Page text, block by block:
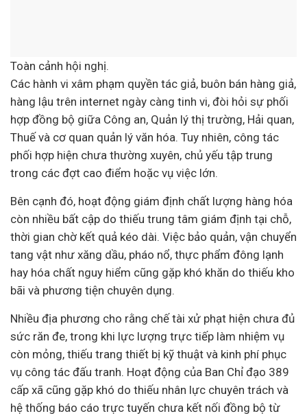
Toàn cảnh hội nghị.
Các hành vi xâm phạm quyền tác giả, buôn bán hàng giả,
hàng lậu trên internet ngày càng tinh vi, đòi hỏi sự phối
hợp đồng bộ giữa Công an, Quản lý thị trường, Hải quan,
Thuế và cơ quan quản lý văn hóa. Tuy nhiên, công tác
phối hợp hiện chưa thường xuyên, chủ yếu tập trung
trong các đợt cao điểm hoặc vụ việc lớn.
Bên cạnh đó, hoạt động giám định chất lượng hàng hóa
còn nhiều bất cập do thiếu trung tâm giám định tại chỗ,
thời gian chờ kết quả kéo dài. Việc bảo quản, vận chuyển
tang vật như xăng dầu, pháo nổ, thực phẩm đông lạnh
hay hóa chất nguy hiểm cũng gặp khó khăn do thiếu kho
bãi và phương tiện chuyên dụng.
Nhiều địa phương cho rằng chế tài xử phạt hiện chưa đủ
sức răn đe, trong khi lực lượng trực tiếp làm nhiệm vụ
còn mỏng, thiếu trang thiết bị kỹ thuật và kinh phí phục
vụ công tác đấu tranh. Hoạt động của Ban Chỉ đạo 389
cấp xã cũng gặp khó do thiếu nhân lực chuyên trách và
hệ thống báo cáo trực tuyến chưa kết nối đồng bộ từ